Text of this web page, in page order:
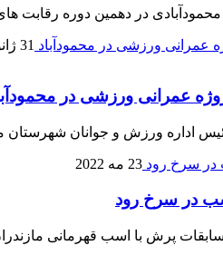
محمودآبادی در دهمین دوره رقابت
31 ژانویه 2023
عمرانی ورزشی در
اداره ورزش و جوانان شهرستان
23 مه 2022
در سرخ رود